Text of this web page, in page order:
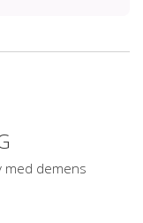
med demens